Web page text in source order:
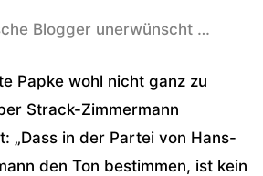
Blogger unerwünscht …
Papke wohl nicht ganz zu
Strack-Zimmermann
„Dass in der Partei von Hans-
den Ton bestimmen, ist kein